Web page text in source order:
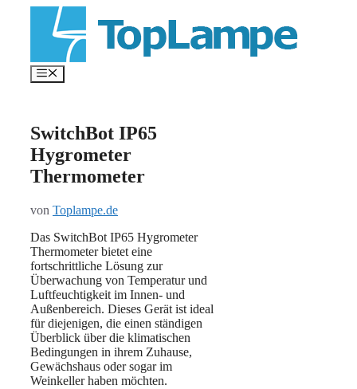
Menü
SwitchBot IP65
Hygrometer
Thermometer
von Toplampe.de
Das SwitchBot IP65 Hygrometer
Thermometer bietet eine
fortschrittliche Lösung zur
Überwachung von Temperatur und
Luftfeuchtigkeit im Innen- und
Außenbereich. Dieses Gerät ist ideal
für diejenigen, die einen ständigen
Überblick über die klimatischen
Bedingungen in ihrem Zuhause,
Gewächshaus oder sogar im
Weinkeller haben möchten.